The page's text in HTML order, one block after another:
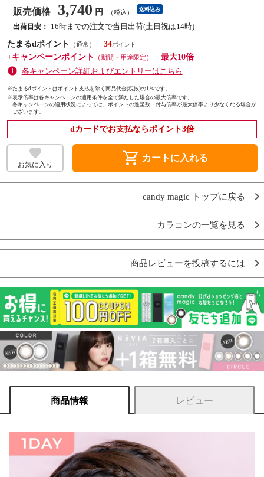
販売価格 3,740 円 （税込） 送料込み
出荷目安：
16時までの注文で当日出荷(土日祝は14時)
たまるdポイント
（通常）
34
+キャンペーンポイント
（期間・用途限定）
最大10倍
各キャンペーン詳細およびエントリーはこちら
※たまるdポイントはポイント支払を除く商品代金(税抜)の1％です。
※表示倍率は各キャンペーンの適用条件を全て満たした場合の最大倍率です。
各キャンペーンの適用状況によっては、ポイントの進呈数・付与倍率が最大倍率より少なくなる場合が
ございます。
dカードでお支払ならポイント3倍
お気に入り shopping_cart カートに入れる
candy magic トップに戻る
カラコンの一覧を見る
商品レビューを投稿するには
商品情報 レビュー